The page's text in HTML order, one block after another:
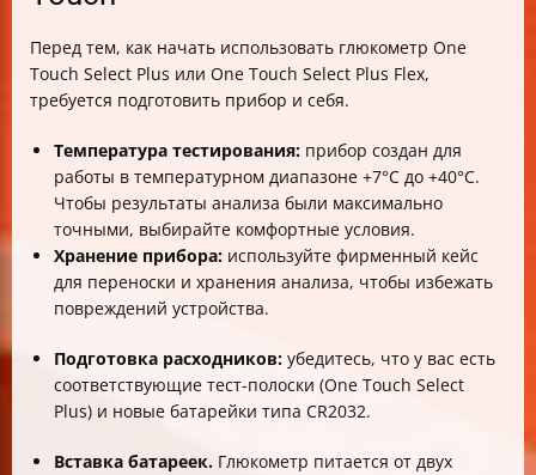
Перед тем, как начать использовать глюкометр One
Touch Select Plus или One Touch Select Plus Flex,
требуется подготовить прибор и себя.
Температура тестирования: прибор создан для
работы в температурном диапазоне +7°С до +40°С.
Чтобы результаты анализа были максимально
точными, выбирайте комфортные условия.
Хранение прибора: используйте фирменный кейс
для переноски и хранения анализа, чтобы избежать
повреждений устройства.
Подготовка расходников: убедитесь, что у вас есть
соответствующие тест-полоски (One Touch Select
Plus) и новые батарейки типа CR2032.
Вставка батареек. Глюкометр питается от двух